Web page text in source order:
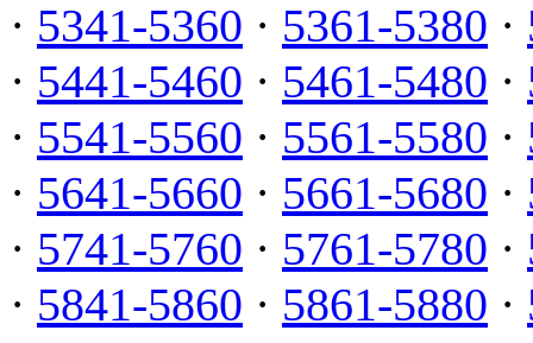
· 5341-5360 · 5361-5380 ·
· 5441-5460 · 5461-5480 ·
· 5541-5560 · 5561-5580 ·
· 5641-5660 · 5661-5680 ·
· 5741-5760 · 5761-5780 ·
· 5841-5860 · 5861-5880 ·